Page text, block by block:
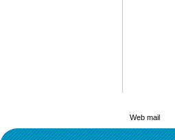
Web mail